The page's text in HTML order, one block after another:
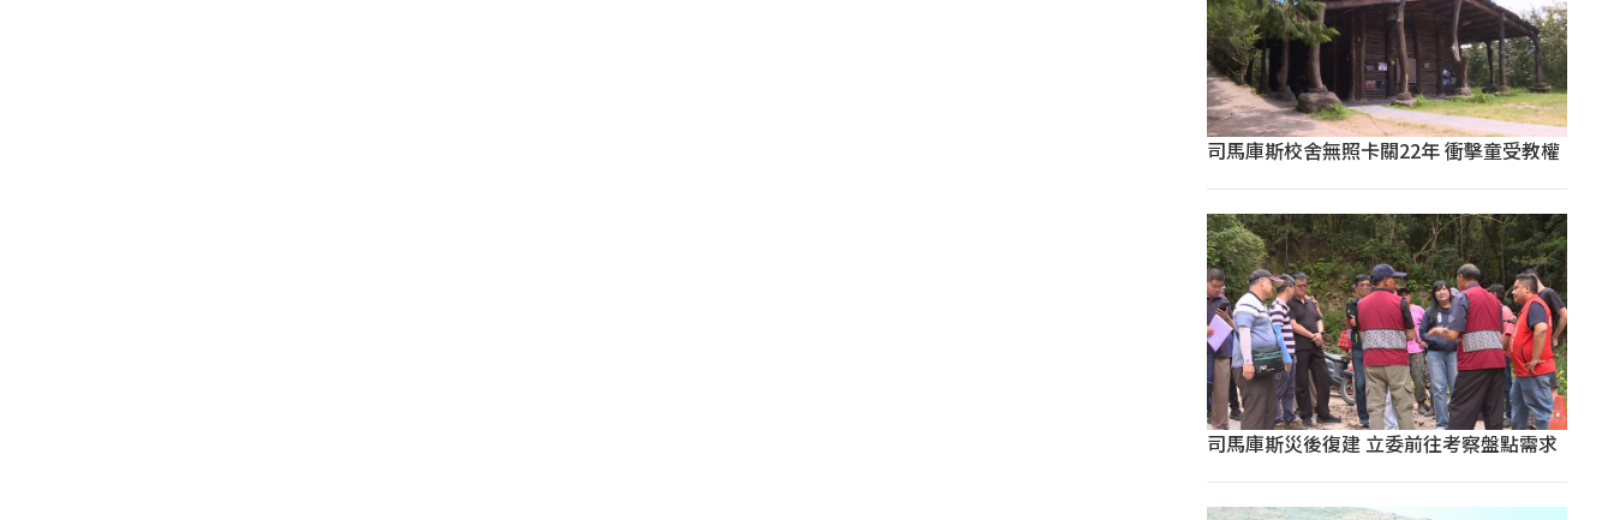
司馬庫斯校舍無照卡關22年 衝擊童受教權
司馬庫斯災後復建 立委前往考察盤點需求